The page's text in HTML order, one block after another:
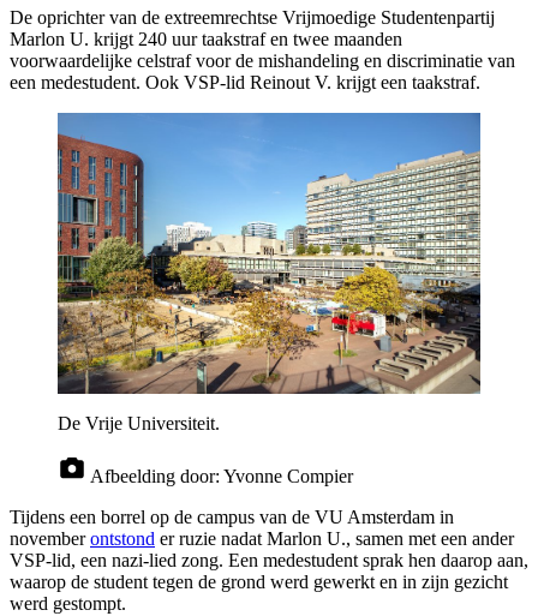
De oprichter van de extreemrechtse Vrijmoedige Studentenpartij
Marlon U. krijgt 240 uur taakstraf en twee maanden
voorwaardelijke celstraf voor de mishandeling en discriminatie van
een medestudent. Ook VSP-lid Reinout V. krijgt een taakstraf.
De Vrije Universiteit.
Afbeelding door: Yvonne Compier
Tijdens een borrel op de campus van de VU Amsterdam in
novemberontstond er ruzie nadat Marlon U., samen met een ander
VSP-lid, een nazi-lied zong. Een medestudent sprak hen daarop aan,
waarop de student tegen de grond werd gewerkt en in zijn gezicht
werd gestompt.